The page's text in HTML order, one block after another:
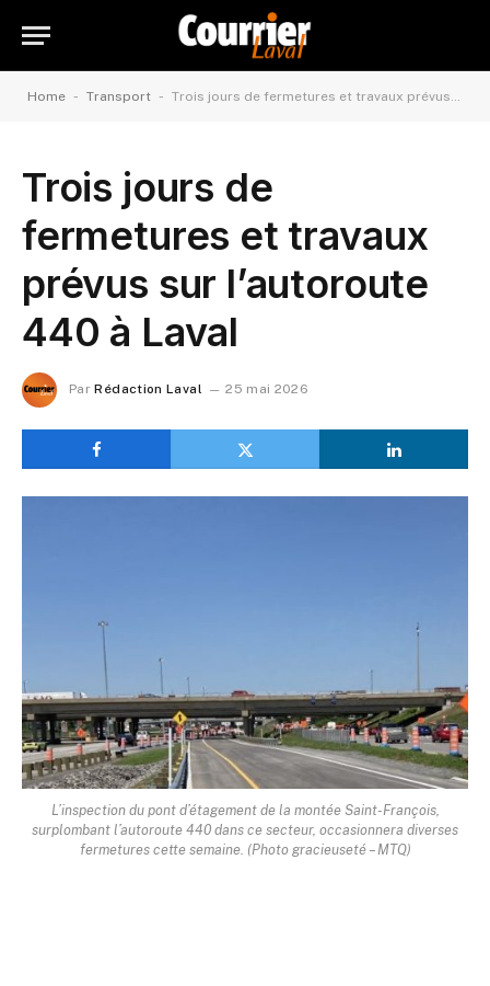
Home - Transport - Trois jours de fermetures et travaux prévus sur l’autoroute 440 à Laval
Trois jours de
fermetures et travaux
prévus sur l’autoroute
440 à Laval
Par Rédaction Laval 25 mai 2026
L’inspection du pont d’étagement de la montée Saint-François,
surplombant l’autoroute 440 dans ce secteur, occasionnera diverses
fermetures cette semaine. (Photo gracieuseté – MTQ)